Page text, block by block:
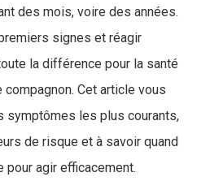
des mois, voire des années.
signes et réagir
la différence pour la santé
Cet article vous
symptômes les plus courants,
de risque et à savoir quand
pour agir efficacement.